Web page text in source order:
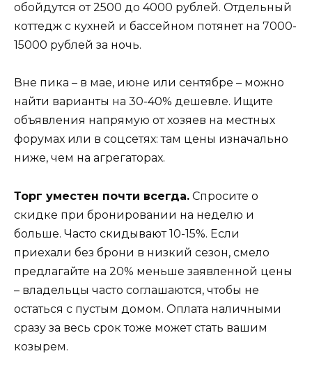
обойдутся от 2500 до 4000 рублей. Отдельный
коттедж с кухней и бассейном потянет на 7000-
15000 рублей за ночь.
Вне пика – в мае, июне или сентябре – можно
найти варианты на 30-40% дешевле. Ищите
объявления напрямую от хозяев на местных
форумах или в соцсетях: там цены изначально
ниже, чем на агрегаторах.
Торг уместен почти всегда. Спросите о
скидке при бронировании на неделю и
больше. Часто скидывают 10-15%. Если
приехали без брони в низкий сезон, смело
предлагайте на 20% меньше заявленной цены
– владельцы часто соглашаются, чтобы не
остаться с пустым домом. Оплата наличными
сразу за весь срок тоже может стать вашим
козырем.